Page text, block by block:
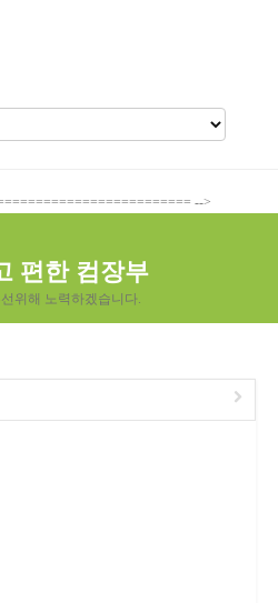
-->
편한 컴장부
위해 노력하겠습니다.